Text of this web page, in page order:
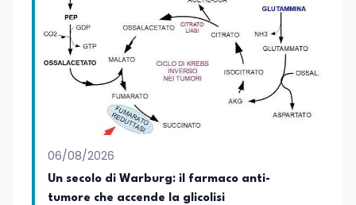
sviluppo delle competenze. Alla
preparazione economica e professionale
affianca una grande passione per la
lettura e per il giornalismo, che ne
arricchiscono il profilo umano e
culturale. Spazia con disinvoltura tra
diverse tematiche, offrendo sempre il
proprio punto di vista con equilibrio,
sensibilità e spirito critico.
06/08/2026
Un secolo di Warburg: il farmaco anti-
tumore che accende la glicolisi